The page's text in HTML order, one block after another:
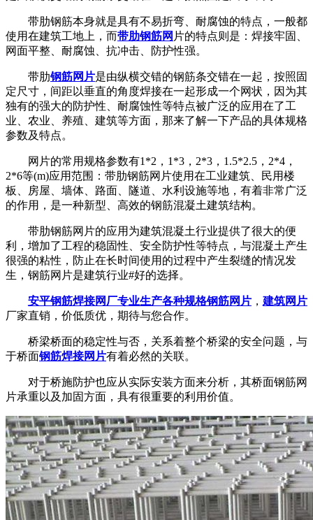
带肋钢筋本身就是具有不易折弯、耐腐蚀的特点，一般都
使用在建筑工地上，而带肋钢筋网 片的特点则是：焊接牢固、
网面平整、耐腐蚀、抗冲击、防护性强。
带肋钢筋网片是由纵横交错的钢筋条交错在一起，按照固
定尺寸，间距以垂直的角度焊接在一起形成一个网状，因为其
独有的强大的防护性、耐腐蚀性等特点被广泛的应用在了工
业、农业、养殖、建筑等方面，那来了解一下产品的具体规格
参数及特点。
网片的常用规格参数有1*2，1*3，2*3，1.5*2.5，2*4，
2*6等(m)应用范围：带肋钢筋网片使用在工业建筑、民用楼
板、房屋、墙体、路面、隧道、水利设施等地，有着非常广泛
的作用，是一种新型、高效的钢筋混凝土建筑结构。
带肋钢筋网片的应用为建筑混凝土行业提供了很大的便
利，增加了工程的稳固性、安全防护性等特点，与混凝土产生
很强的粘性，防止在长时间使用的过程中产生裂缝的情况发
生，钢筋网片是建筑行业#好的选择。
安平钢筋焊接网厂专业生产各种规格钢筋网片 ， 建筑网片
厂家直销，价低质优，期待与您合作。
桥梁桥面的稳定性与否，关系着整个桥梁的安全问题，与
于桥面钢筋焊接网片有着必然的关联。
对于桥施防护也应从实际安装方面来分析，其桥面钢筋网
片承重以及加固方面，具有很重要的利用价值。